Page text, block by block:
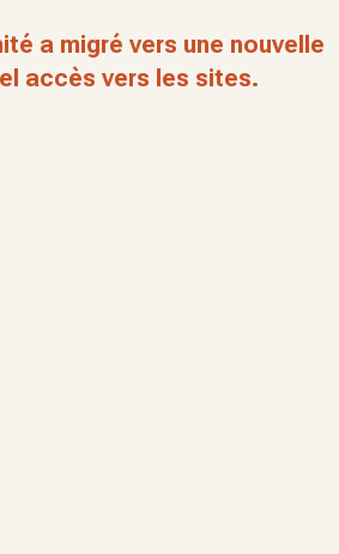
a migré vers une nouvelle
accès vers les sites.